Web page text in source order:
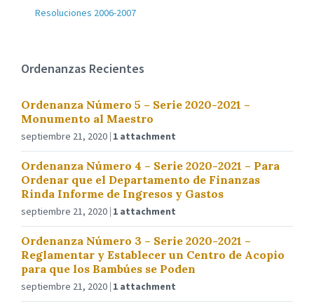
Resoluciones 2006-2007
Ordenanzas Recientes
Ordenanza Número 5 – Serie 2020-2021 –
Monumento al Maestro
septiembre 21, 2020 1 attachment
Ordenanza Número 4 – Serie 2020-2021 – Para
Ordenar que el Departamento de Finanzas
Rinda Informe de Ingresos y Gastos
septiembre 21, 2020 1 attachment
Ordenanza Número 3 – Serie 2020-2021 –
Reglamentar y Establecer un Centro de Acopio
para que los Bambúes se Poden
septiembre 21, 2020 1 attachment